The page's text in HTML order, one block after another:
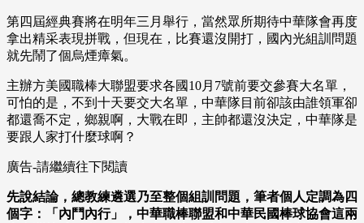
第四屆經典賽將在明年三月舉行，當然眾所期待中華隊會再度
拿出精采表現拼戰，但現在，比賽還沒開打，國內光組訓問題
就先鬧了個烏煙瘴氣。
主辦方美國職棒大聯盟要求各國10月7號前要交參賽大名單，
可怕的是，不到十天要交大名單，中華隊目前卻該由誰領軍卻
都還喬不定，鄉親啊，大戰在即，主帥都還沒決定，中華隊是
要跟人家打什麼球啊？
廣告-請繼續往下閱讀
先說結論，總教練遴選乃至整個組訓問題，筆者個人定調為四
個字：「內鬥內行」，中華職棒聯盟和中華民國棒球協會這兩